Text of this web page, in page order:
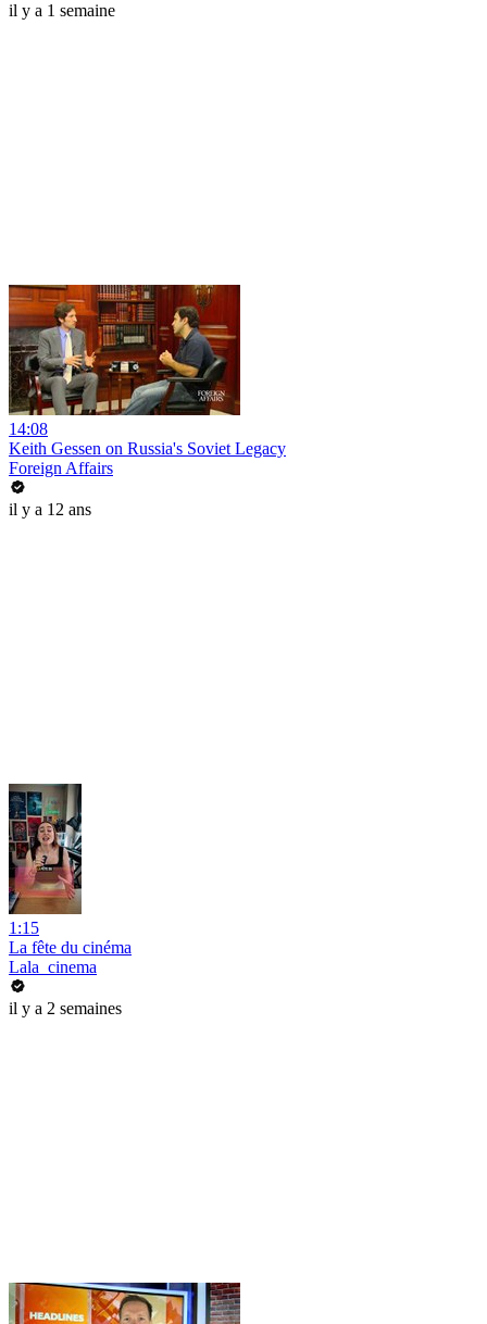
il y a 1 semaine
14:08
Keith Gessen on Russia's Soviet Legacy
Foreign Affairs
il y a 12 ans
1:15
La fête du cinéma
Lala_cinema
il y a 2 semaines